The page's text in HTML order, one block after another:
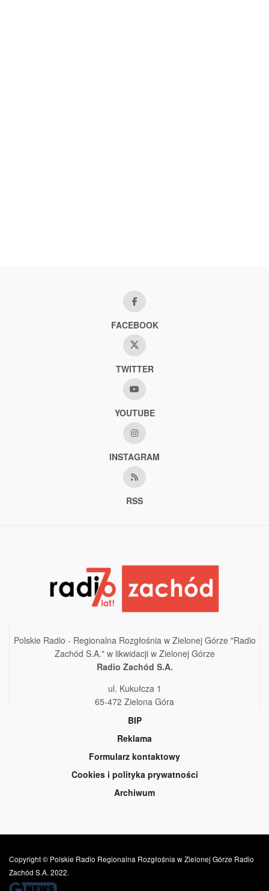
FACEBOOK
TWITTER
YOUTUBE
INSTAGRAM
RSS
Polskie Radio - Regionalna Rozgłośnia w Zielonej Górze "Radio
Zachód S.A." w likwidacji w Zielonej Górze
Radio Zachód S.A.
ul. Kukułcza 1
65-472 Zielona Góra
BIP
Reklama
Formularz kontaktowy
Cookies i polityka prywatności
Archiwum
Copyright © Polskie Radio Regionalna Rozgłośnia w Zielonej Górze Radio
Zachód S.A. 2022.